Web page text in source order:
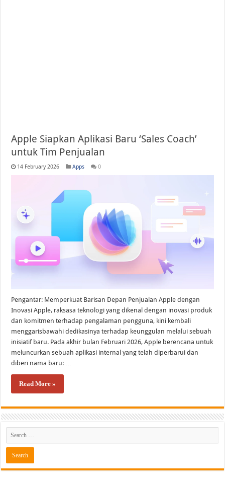
Apple Siapkan Aplikasi Baru ‘Sales Coach’
untuk Tim Penjualan
14 February 2026 Apps 0
Pengantar: Memperkuat Barisan Depan Penjualan Apple dengan
Inovasi Apple, raksasa teknologi yang dikenal dengan inovasi produk
dan komitmen terhadap pengalaman pengguna, kini kembali
menggarisbawahi dedikasinya terhadap keunggulan melalui sebuah
inisiatif baru. Pada akhir bulan Februari 2026, Apple berencana untuk
meluncurkan sebuah aplikasi internal yang telah diperbarui dan
diberi nama baru: …
Read More »